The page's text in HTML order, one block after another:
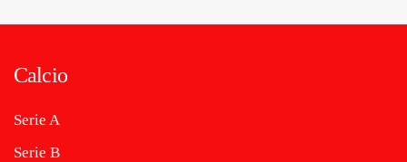
Calcio
Serie A
Serie B